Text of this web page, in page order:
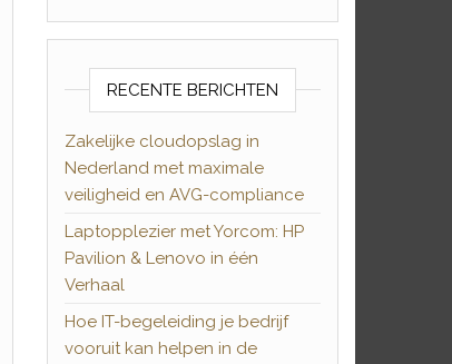
RECENTE BERICHTEN
Zakelijke cloudopslag in
Nederland met maximale
veiligheid en AVG-compliance
Laptopplezier met Yorcom: HP
Pavilion & Lenovo in één
Verhaal
Hoe IT-begeleiding je bedrijf
vooruit kan helpen in de